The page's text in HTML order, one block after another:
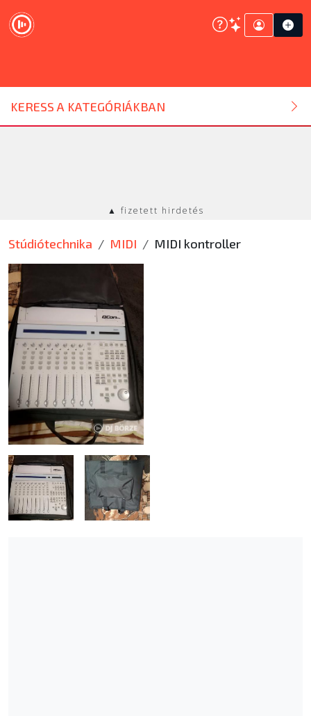
KERESS A KATEGÓRIÁKBAN
DJ ESZKÖZ
HANGTECHNIKA
SZOLGÁLTATÁSOK
ÚJ TERMÉKEK
▲ fizetett hirdetés
Stúdiótechnika MIDI MIDI kontroller